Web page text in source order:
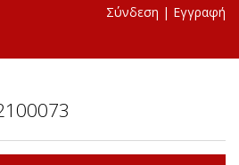
Σύνδεση | Εγγραφή